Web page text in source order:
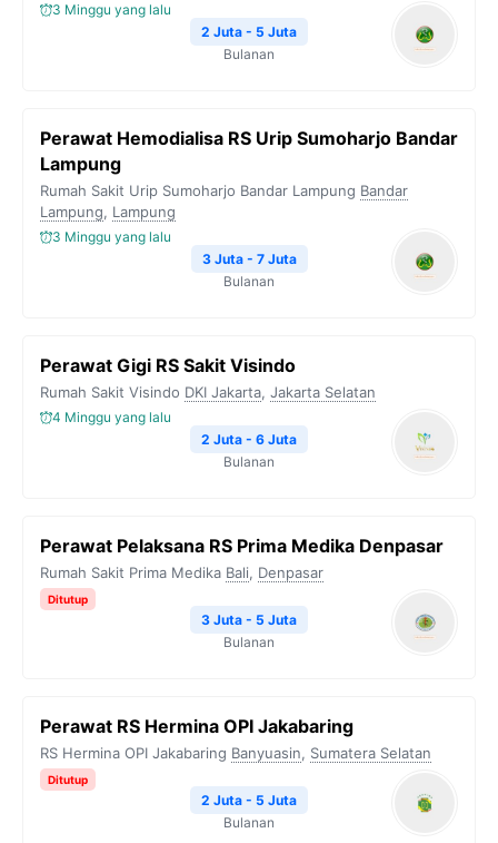
3 Minggu yang lalu
2 Juta - 5 Juta
Bulanan
Perawat Hemodialisa RS Urip Sumoharjo Bandar
Lampung
Rumah Sakit Urip Sumoharjo Bandar Lampung Bandar
Lampung, Lampung
3 Minggu yang lalu
3 Juta - 7 Juta
Bulanan
Perawat Gigi RS Sakit Visindo
Rumah Sakit Visindo DKI Jakarta, Jakarta Selatan
4 Minggu yang lalu
2 Juta - 6 Juta
Bulanan
Perawat Pelaksana RS Prima Medika Denpasar
Rumah Sakit Prima Medika Bali, Denpasar
Ditutup
3 Juta - 5 Juta
Bulanan
Perawat RS Hermina OPI Jakabaring
RS Hermina OPI Jakabaring Banyuasin, Sumatera Selatan
Ditutup
2 Juta - 5 Juta
Bulanan